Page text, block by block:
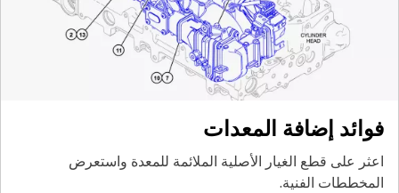
فوائد إضافة المعدات
اعثر على قطع الغيار الأصلية الملائمة للمعدة واستعرض
المخططات الفنية.